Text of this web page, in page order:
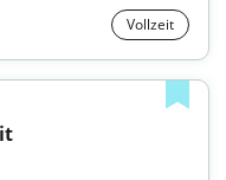
Vollzeit